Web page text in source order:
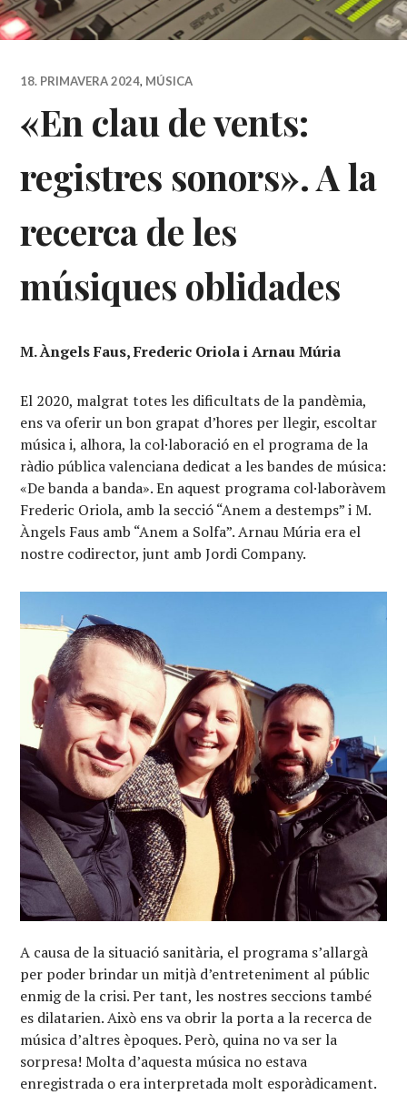
18. PRIMAVERA 2024, MÚSICA
«En clau de vents:
registres sonors». A la
recerca de les
músiques oblidades
M. Àngels Faus, Frederic Oriola i Arnau Múria
El 2020, malgrat totes les dificultats de la pandèmia,
ens va oferir un bon grapat d’hores per llegir, escoltar
música i, alhora, la col·laboració en el programa de la
ràdio pública valenciana dedicat a les bandes de música:
«De banda a banda». En aquest programa col·laboràvem
Frederic Oriola, amb la secció “Anem a destemps” i M.
Àngels Faus amb “Anem a Solfa”. Arnau Múria era el
nostre codirector, junt amb Jordi Company.
A causa de la situació sanitària, el programa s’allargà
per poder brindar un mitjà d’entreteniment al públic
enmig de la crisi. Per tant, les nostres seccions també
es dilatarien. Això ens va obrir la porta a la recerca de
música d’altres èpoques. Però, quina no va ser la
sorpresa! Molta d’aquesta música no estava
enregistrada o era interpretada molt esporàdicament.